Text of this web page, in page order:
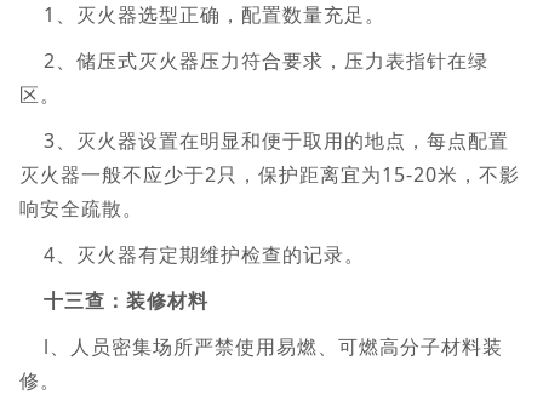
1、灭火器选型正确，配置数量充足。
2、储压式灭火器压力符合要求，压力表指针在绿
区。
3、灭火器设置在明显和便于取用的地点，每点配置
灭火器一般不应少于2只，保护距离宜为15-20米，不影
响安全疏散。
4、灭火器有定期维护检查的记录。
十三查：装修材料
l、人员密集场所严禁使用易燃、可燃高分子材料装
修。